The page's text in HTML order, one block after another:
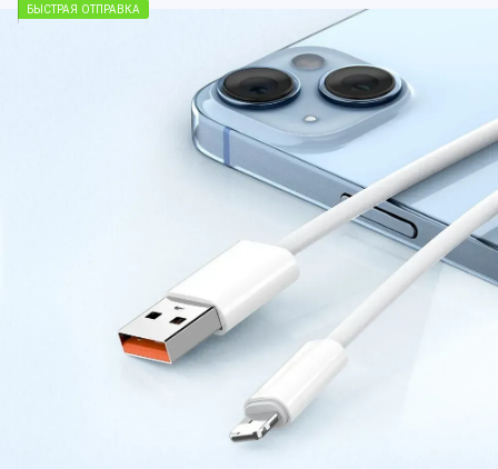
БЫСТРАЯ ОТПРАВКА